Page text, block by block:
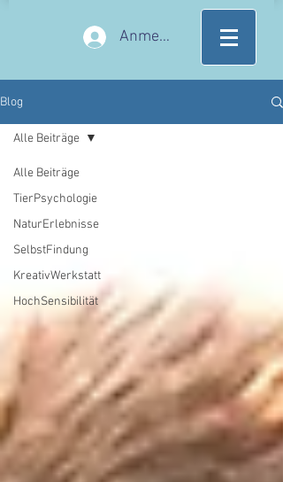
Anmelden
Blog
Alle Beiträge
TierPsychologie
NaturErlebnisse
SelbstFindung
KreativWerkstatt
HochSensibilität
Alle Beiträge